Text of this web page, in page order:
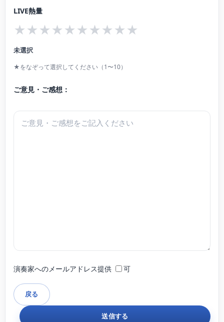
LIVE熱量
★★★★★★★★★★
未選択
★をなぞって選択してください（1〜10）
ご意見・ご感想：
演奏家へのメールアドレス提供 可